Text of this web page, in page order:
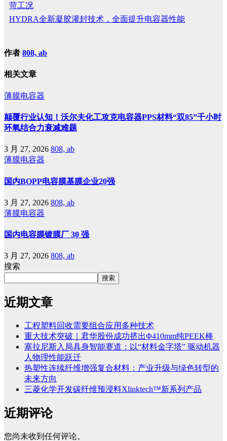
苛工况
HYDRA全新凝胶灌封技术，全面提升电容器性能
作者 808, ab
相关文章
薄膜电容器
颠覆行业认知！沃尔夫化工攻克电容器PPS材料“双85”千小时
环氧结合力衰减难题
3 月 27, 2026 808, ab
薄膜电容器
国内BOPP电容膜基膜企业20强
3 月 27, 2026 808, ab
薄膜电容器
国内电容膜镀膜厂 30 强
3 月 27, 2026 808, ab
搜索
搜索
近期文章
工程塑料回收需要组合应用多种技术
重大技术突破｜君华股份成功挤出Φ410mm纯PEEK棒
塞拉尼斯入局具身智能赛道：以“材料金字塔” 驱动机器
人物理性能跃迁
热塑性连续纤维增强复合材料：产业升级与绿色转型的
未来方向
三菱化学开发碳纤维预浸料Xlinktech™新系列产品
近期评论
您尚未收到任何评论。